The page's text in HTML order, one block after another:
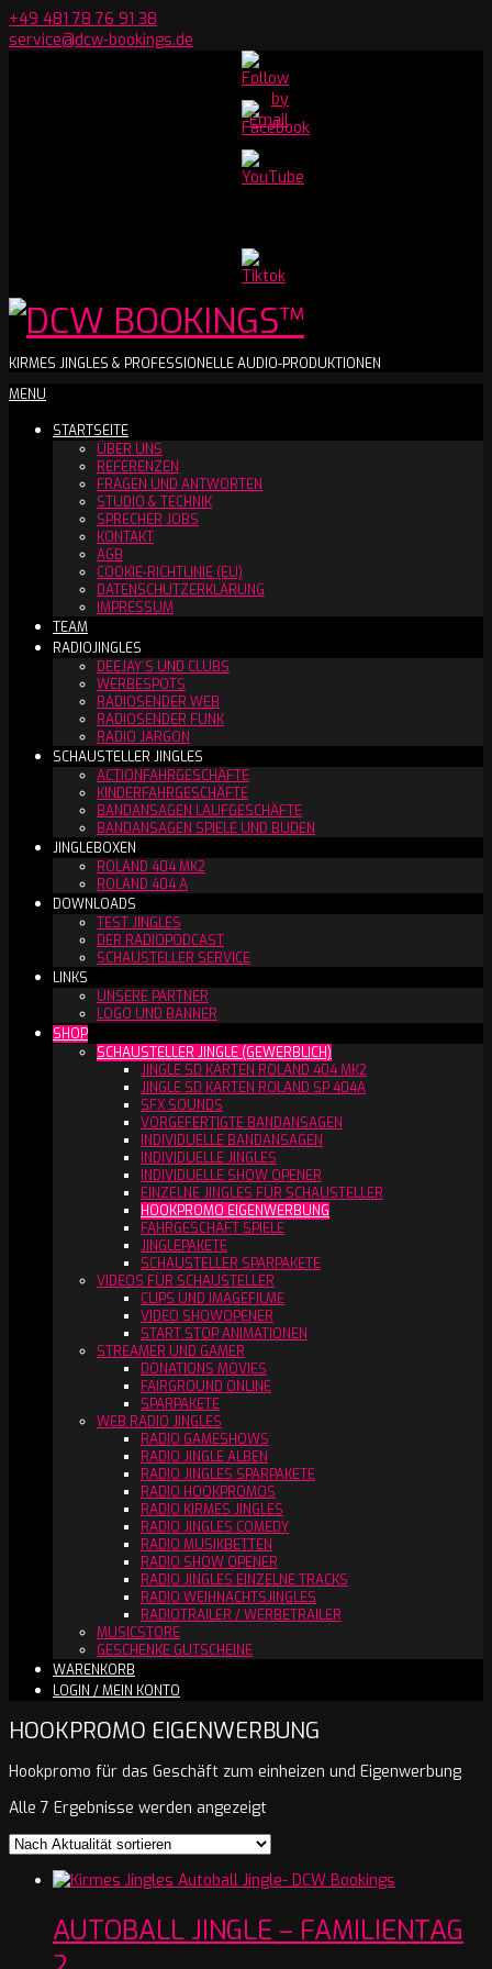
Skip
to
+49 481 78 76 91 38
service@dcw-bookings.de
Youtube
Channel
DCW
BOOKINGS™
KIRMES JINGLES & PROFESSIONELLE AUDIO-PRODUKTIONEN
Secondary
Menu
MENU
STARTSEITE
ÜBER UNS
REFERENZEN
FRAGEN UND ANTWORTEN
STUDIO & TECHNIK
SPRECHER JOBS
KONTAKT
AGB
COOKIE-RICHTLINIE (EU)
DATENSCHUTZERKLÄRUNG
IMPRESSUM
TEAM
RADIOJINGLES
DEEJAY´S UND CLUBS
WERBESPOTS
RADIOSENDER WEB
RADIOSENDER FUNK
RADIO JARGON
SCHAUSTELLER JINGLES
ACTIONFAHRGESCHÄFTE
KINDERFAHRGESCHÄFTE
BANDANSAGEN LAUFGESCHÄFTE
BANDANSAGEN SPIELE UND BUDEN
JINGLEBOXEN
ROLAND 404 MK2
ROLAND 404 A
DOWNLOADS
TEST JINGLES
DER RADIOPODCAST
SCHAUSTELLER SERVICE
LINKS
UNSERE PARTNER
LOGO UND BANNER
SHOP
SCHAUSTELLER JINGLE (GEWERBLICH)
JINGLE SD KARTEN ROLAND 404 MK2
JINGLE SD KARTEN ROLAND SP 404A
SFX SOUNDS
VORGEFERTIGTE BANDANSAGEN
INDIVIDUELLE BANDANSAGEN
INDIVIDUELLE JINGLES
INDIVIDUELLE SHOW OPENER
EINZELNE JINGLES FÜR SCHAUSTELLER
HOOKPROMO EIGENWERBUNG
FAHRGESCHÄFT SPIELE
JINGLEPAKETE
SCHAUSTELLER SPARPAKETE
VIDEOS FÜR SCHAUSTELLER
CLIPS UND IMAGEFILME
VIDEO SHOWOPENER
START STOP ANIMATIONEN
STREAMER UND GAMER
DONATIONS MOVIES
FAIRGROUND ONLINE
SPARPAKETE
WEB RADIO JINGLES
RADIO GAMESHOWS
RADIO JINGLE ALBEN
RADIO JINGLES SPARPAKETE
RADIO HOOKPROMOS
RADIO KIRMES JINGLES
RADIO JINGLES COMEDY
RADIO MUSIKBETTEN
RADIO SHOW OPENER
RADIO JINGLES EINZELNE TRACKS
RADIO WEIHNACHTSJINGLES
RADIOTRAILER / WERBETRAILER
MUSICSTORE
GESCHENKE GUTSCHEINE
WARENKORB
LOGIN / MEIN KONTO
HOOKPROMO EIGENWERBUNG
Hookpromo für das Geschäft zum einheizen und Eigenwerbung
Alle 7 Ergebnisse werden angezeigtNach
sortiert
AUTOBALL JINGLE – FAMILIENTAG